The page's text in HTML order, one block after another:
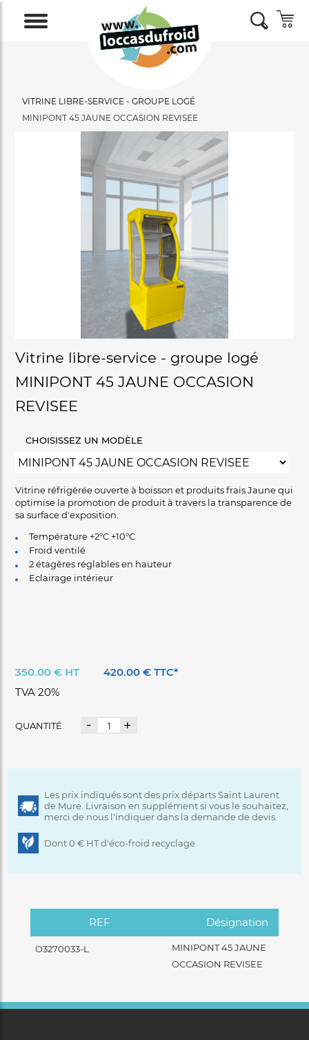
VITRINE LIBRE-SERVICE - GROUPE LOGÉ
MINIPONT 45 JAUNE OCCASION REVISEE
Vitrine libre-service - groupe logé
MINIPONT 45 JAUNE OCCASION
REVISEE
CHOISISSEZ UN MODÈLE
Vitrine réfrigérée ouverte à boisson et produits frais Jaune qui
optimise la promotion de produit à travers la transparence de
sa surface d'exposition.
Température +2°C +10°C
Froid ventilé
2 étagères réglables en hauteur
Eclairage intérieur
350.00 € HT
420.00 € TTC*
TVA 20%
+
QUANTITÉ -
Les prix indiqués sont des prix départs Saint Laurent
de Mure. Livraison en supplément si vous le souhaitez,
merci de nous l'indiquer dans la demande de devis.
Dont 0 € HT d'éco-froid recyclage
REF Désignation
O3270033-L
MINIPONT 45 JAUNE
OCCASION REVISEE